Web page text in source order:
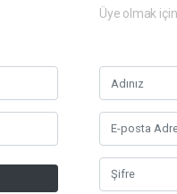
Üye olmak